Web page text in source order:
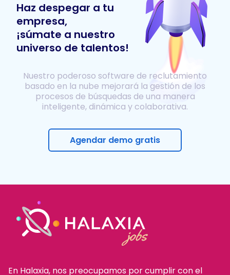
Haz despegar a tu
empresa,
¡súmate a nuestro
universo de talentos!
Nuestro poderoso software de reclutamiento
basado en la nube mejorará la gestión de los
procesos de búsquedas de una manera
inteligente, dinámica y colaborativa.
Agendar demo gratis
En Halaxia, nos preocupamos por cumplir con el